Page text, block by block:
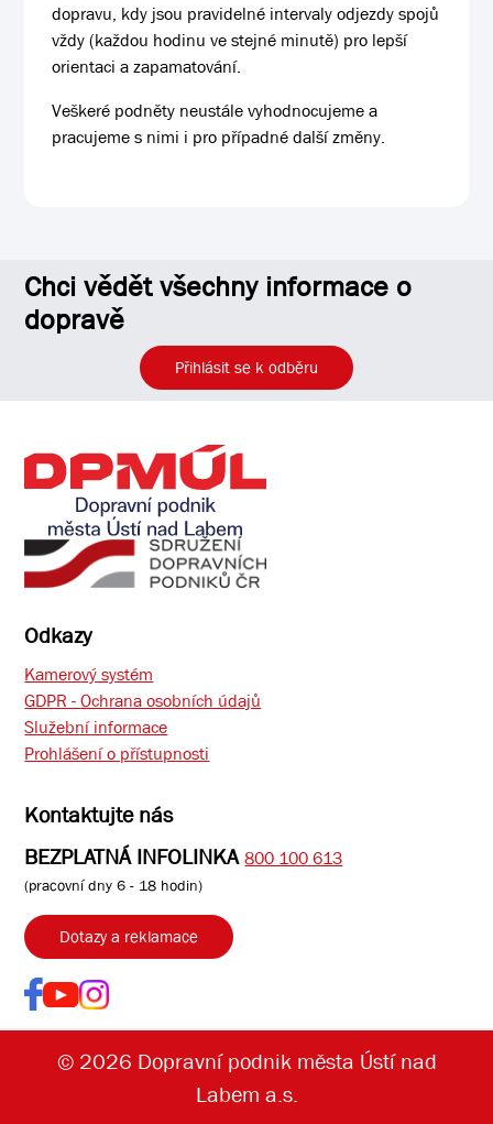
dopravu, kdy jsou pravidelné intervaly odjezdy spojů
vždy (každou hodinu ve stejné minutě) pro lepší
orientaci a zapamatování.
Veškeré podněty neustále vyhodnocujeme a
pracujeme s nimi i pro případné další změny.
Chci vědět všechny informace o
dopravě
Přihlásit se k odběru
Odkazy
Kamerový systém
GDPR - Ochrana osobních údajů
Služební informace
Prohlášení o přístupnosti
Kontaktujte nás
BEZPLATNÁ INFOLINKA 800 100 613
(pracovní dny 6 - 18 hodin)
Dotazy a reklamace
© 2026 Dopravní podnik města Ústí nad
Labem a.s.